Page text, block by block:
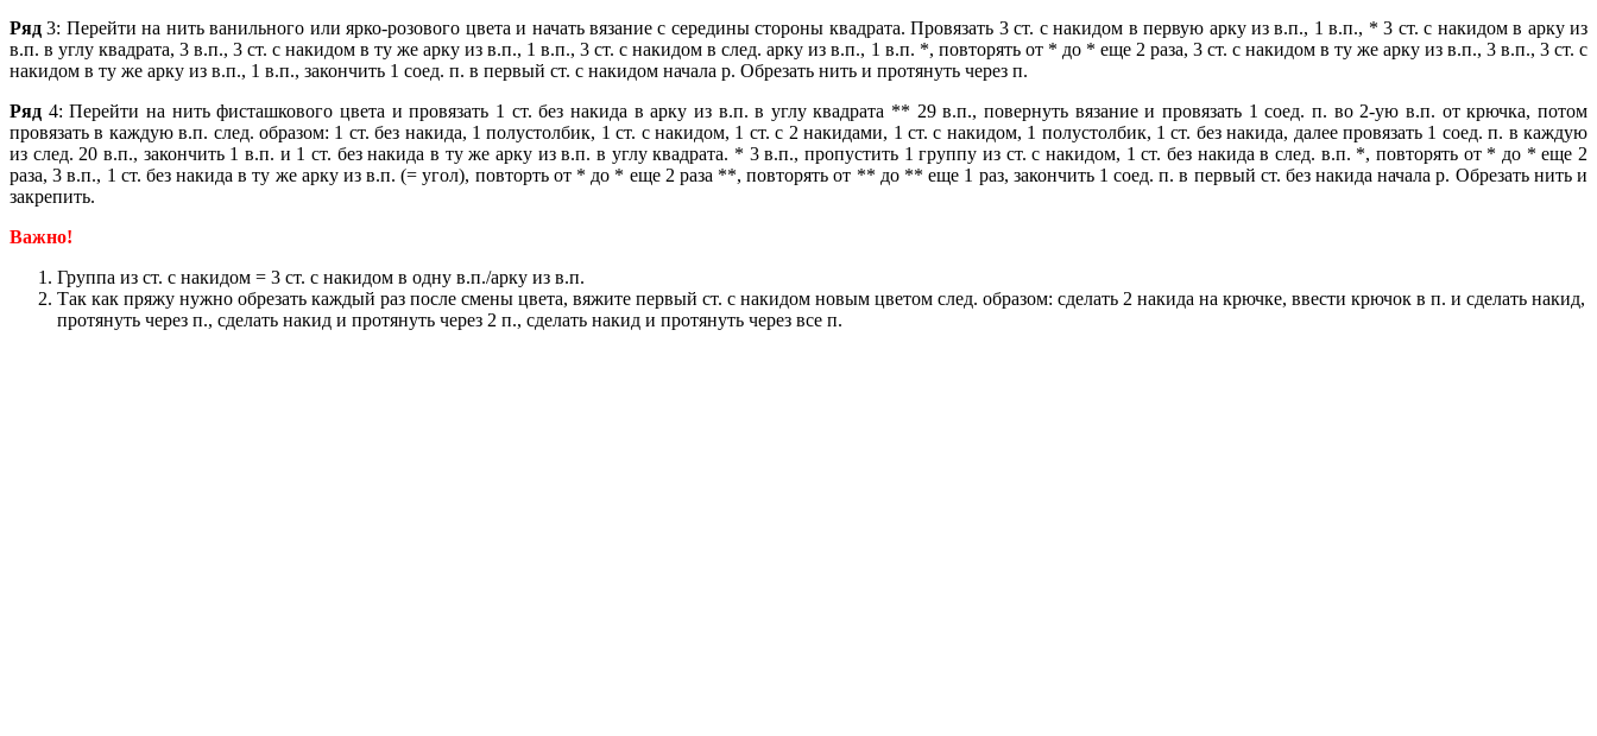
Ряд 3: Перейти на нить ванильного или ярко-розового цвета и начать вязание с середины стороны квадрата. Провязать 3 ст. с накидом в первую арку из в.п., 1 в.п., * 3 ст. с накидом в арку из
в.п. в углу квадрата, 3 в.п., 3 ст. с накидом в ту же арку из в.п., 1 в.п., 3 ст. с накидом в след. арку из в.п., 1 в.п. *, повторять от * до * еще 2 раза, 3 ст. с накидом в ту же арку из в.п., 3 в.п., 3 ст. с
накидом в ту же арку из в.п., 1 в.п., закончить 1 соед. п. в первый ст. с накидом начала р. Обрезать нить и протянуть через п.
Ряд 4: Перейти на нить фисташкового цвета и провязать 1 ст. без накида в арку из в.п. в углу квадрата ** 29 в.п., повернуть вязание и провязать 1 соед. п. во 2-ую в.п. от крючка, потом
провязать в каждую в.п. след. образом: 1 ст. без накида, 1 полустолбик, 1 ст. с накидом, 1 ст. с 2 накидами, 1 ст. с накидом, 1 полустолбик, 1 ст. без накида, далее провязать 1 соед. п. в каждую
из след. 20 в.п., закончить 1 в.п. и 1 ст. без накида в ту же арку из в.п. в углу квадрата. * 3 в.п., пропустить 1 группу из ст. с накидом, 1 ст. без накида в след. в.п. *, повторять от * до * еще 2
раза, 3 в.п., 1 ст. без накида в ту же арку из в.п. (= угол), повторть от * до * еще 2 раза **, повторять от ** до ** еще 1 раз, закончить 1 соед. п. в первый ст. без накида начала р. Обрезать нить и
закрепить.
Важно!
Группа из ст. с накидом = 3 ст. с накидом в одну в.п./арку из в.п.
Так как пряжу нужно обрезать каждый раз после смены цвета, вяжите первый ст. с накидом новым цветом след. образом: сделать 2 накида на крючке, ввести крючок в п. и сделать накид,
протянуть через п., сделать накид и протянуть через 2 п., сделать накид и протянуть через все п.